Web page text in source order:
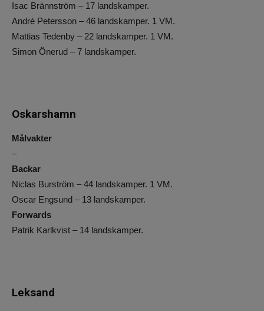
Isac Brännström – 17 landskamper.
André Petersson – 46 landskamper. 1 VM.
Mattias Tedenby – 22 landskamper. 1 VM.
Simon Önerud – 7 landskamper.
Oskarshamn
Målvakter
–
Backar
Niclas Burström – 44 landskamper. 1 VM.
Oscar Engsund – 13 landskamper.
Forwards
Patrik Karlkvist – 14 landskamper.
Leksand